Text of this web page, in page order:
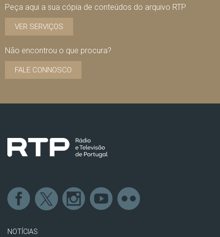
Peça aqui a sua cópia de conteúdos do arquivo RTP
VER SERVIÇOS
Não encontrou o que procura?
FALE CONNOSCO
NOTÍCIAS